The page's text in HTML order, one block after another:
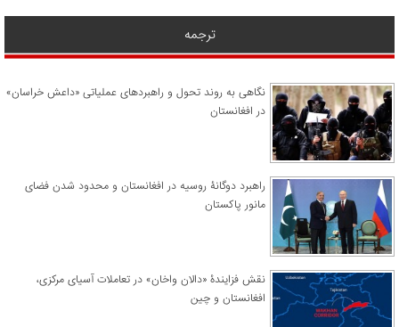
ترجمه
نگاهی به روند تحول و راهبردهای عملیاتی «داعش خراسان»
در افغانستان
راهبرد دوگانۀ روسیه در افغانستان و محدود شدن فضای
مانور پاکستان
نقش فزایندۀ «دالان واخان» در تعاملات آسیای مرکزی،
افغانستان و چین